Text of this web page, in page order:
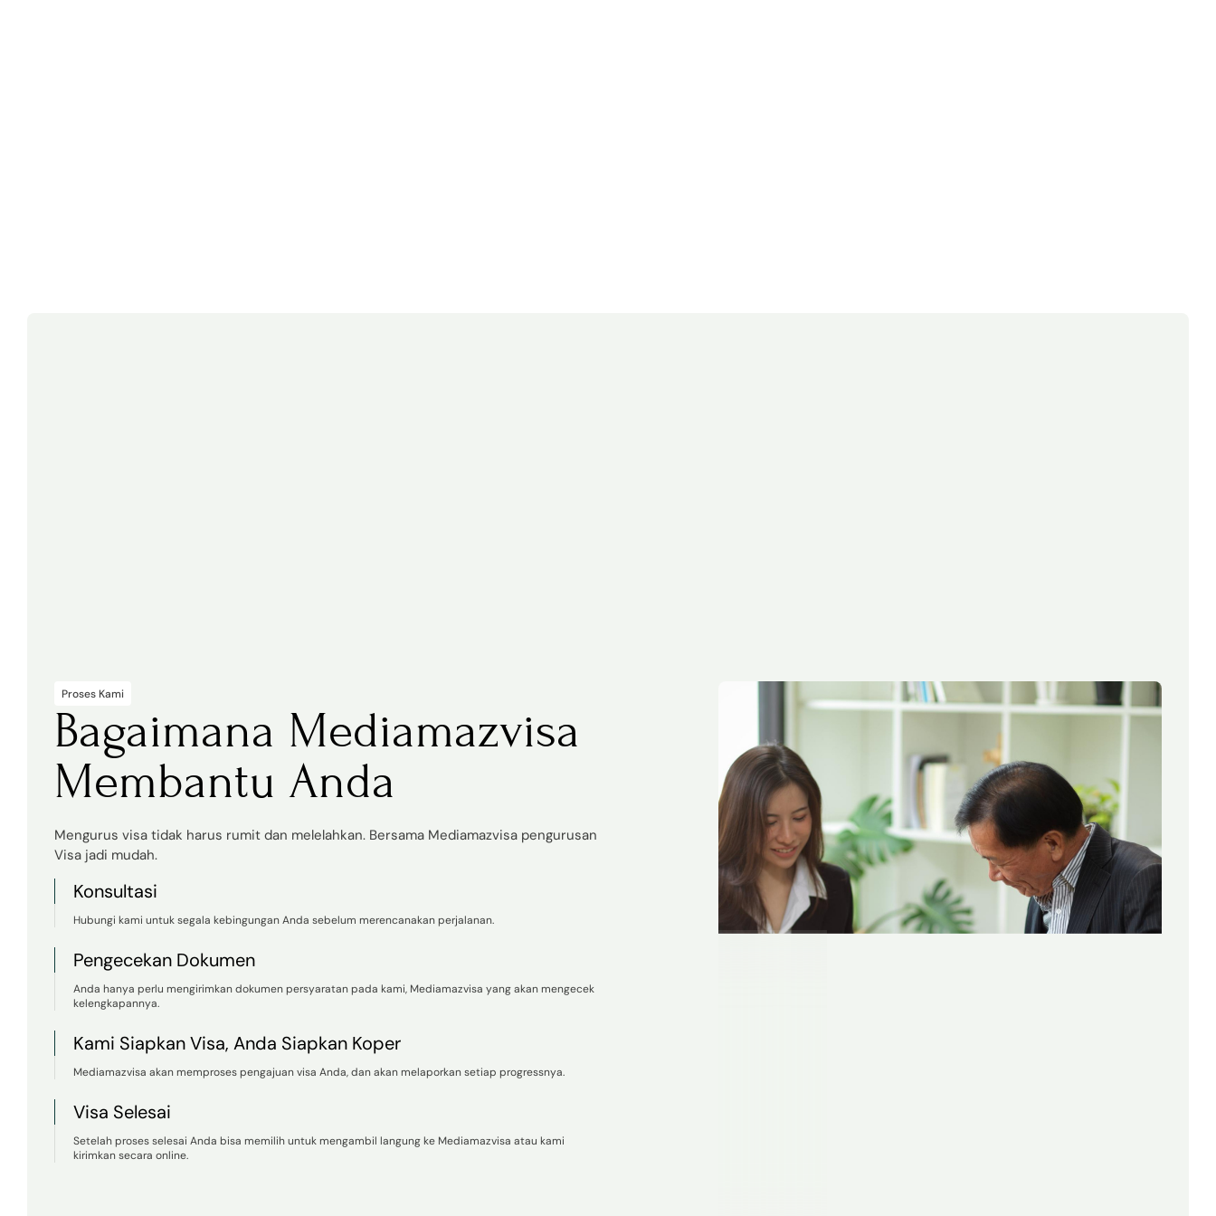
Proses Kami
Bagaimana Mediamazvisa
Membantu Anda
Mengurus visa tidak harus rumit dan melelahkan. Bersama Mediamazvisa pengurusan
Visa jadi mudah.
Konsultasi
Hubungi kami untuk segala kebingungan Anda sebelum merencanakan perjalanan.
Pengecekan Dokumen
Anda hanya perlu mengirimkan dokumen persyaratan pada kami, Mediamazvisa yang akan mengecek
kelengkapannya.
Kami Siapkan Visa, Anda Siapkan Koper
Mediamazvisa akan memproses pengajuan visa Anda, dan akan melaporkan setiap progressnya.
Visa Selesai
Setelah proses selesai Anda bisa memilih untuk mengambil langung ke Mediamazvisa atau kami
kirimkan secara online.